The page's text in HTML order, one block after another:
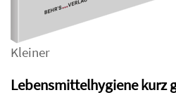
Kleiner
Lebensmittelhygiene kurz